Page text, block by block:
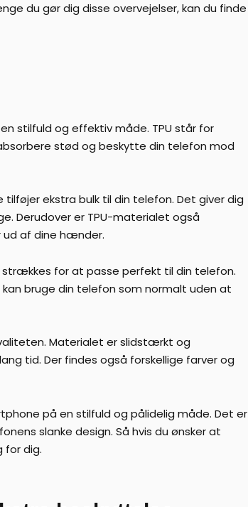
du gør dig disse overvejelser, kan du finde
stilfuld og effektiv måde. TPU står for
stød og beskytte din telefon mod
ekstra bulk til din telefon. Det giver dig
Derudover er TPU-materialet også
ud af dine hænder.
strækkes for at passe perfekt til din telefon.
bruge din telefon som normalt uden at
Materialet er slidstærkt og
tid. Der findes også forskellige farver og
på en stilfuld og pålidelig måde. Det er
slanke design. Så hvis du ønsker at
for dig.